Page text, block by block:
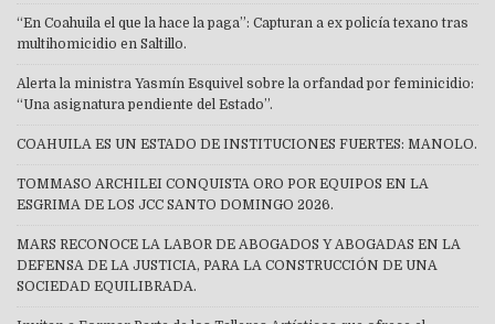
“En Coahuila el que la hace la paga”: Capturan a ex policía texano tras
multihomicidio en Saltillo.
Alerta la ministra Yasmín Esquivel sobre la orfandad por feminicidio:
“Una asignatura pendiente del Estado”.
COAHUILA ES UN ESTADO DE INSTITUCIONES FUERTES: MANOLO.
TOMMASO ARCHILEI CONQUISTA ORO POR EQUIPOS EN LA
ESGRIMA DE LOS JCC SANTO DOMINGO 2026.
MARS RECONOCE LA LABOR DE ABOGADOS Y ABOGADAS EN LA
DEFENSA DE LA JUSTICIA, PARA LA CONSTRUCCIÓN DE UNA
SOCIEDAD EQUILIBRADA.